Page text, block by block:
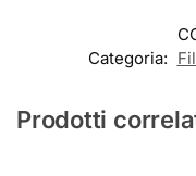
Categoria:
Prodotti